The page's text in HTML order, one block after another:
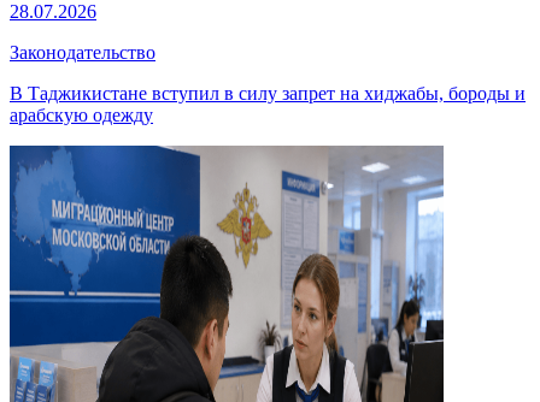
28.07.2026
Законодательство
В Таджикистане вступил в силу запрет на хиджабы, бороды и
арабскую одежду